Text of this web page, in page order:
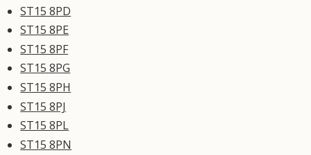
ST15 8PD
ST15 8PE
ST15 8PF
ST15 8PG
ST15 8PH
ST15 8PJ
ST15 8PL
ST15 8PN